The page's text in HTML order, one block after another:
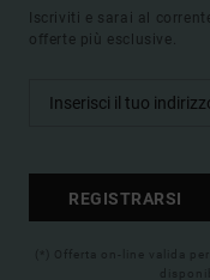
Iscriviti e sarai al
offerte più esclusive.
REGISTRARSI
(*) Offerta on-line valida